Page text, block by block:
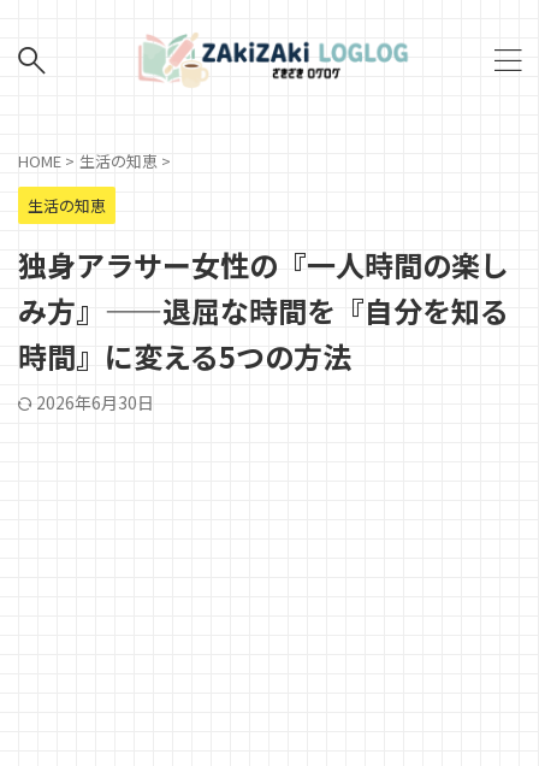
HOME > 生活の知恵 >
生活の知恵
独身アラサー女性の『一人時間の楽し
み方』——退屈な時間を『自分を知る
時間』に変える5つの方法
2026年6月30日